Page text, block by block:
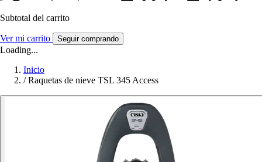
Subtotal del carrito
Ver mi carrito Seguir comprando
Loading...
Inicio
/ Raquetas de nieve TSL 345 Access